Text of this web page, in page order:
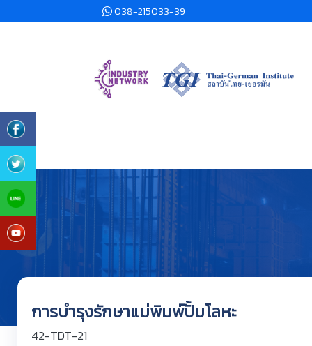
038-215033-39
การบำรุงรักษาแม่พิมพ์ปั้มโลหะ
42-TDT-21